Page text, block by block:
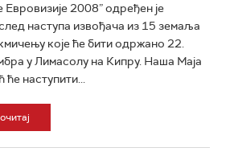
Евровизије 2008” одређен је
наступа извођача из 15 земаља
које ће бити одржано 22.
у Лимасолу на Кипру. Наша Маја
ће наступити...